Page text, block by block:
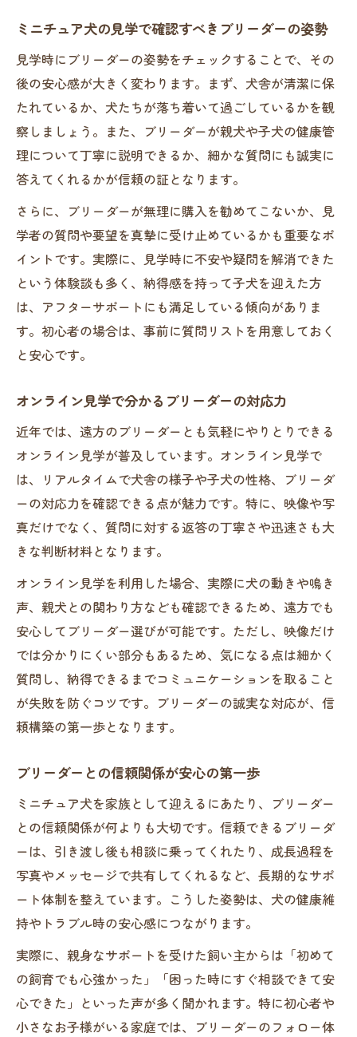
ミニチュア犬の見学で確認すべきブリーダーの姿勢
見学時にブリーダーの姿勢をチェックすることで、その
後の安心感が大きく変わります。まず、犬舎が清潔に保
たれているか、犬たちが落ち着いて過ごしているかを観
察しましょう。また、ブリーダーが親犬や子犬の健康管
理について丁寧に説明できるか、細かな質問にも誠実に
答えてくれるかが信頼の証となります。
さらに、ブリーダーが無理に購入を勧めてこないか、見
学者の質問や要望を真摯に受け止めているかも重要なポ
イントです。実際に、見学時に不安や疑問を解消できた
という体験談も多く、納得感を持って子犬を迎えた方
は、アフターサポートにも満足している傾向がありま
す。初心者の場合は、事前に質問リストを用意しておく
と安心です。
オンライン見学で分かるブリーダーの対応力
近年では、遠方のブリーダーとも気軽にやりとりできる
オンライン見学が普及しています。オンライン見学で
は、リアルタイムで犬舎の様子や子犬の性格、ブリーダ
ーの対応力を確認できる点が魅力です。特に、映像や写
真だけでなく、質問に対する返答の丁寧さや迅速さも大
きな判断材料となります。
オンライン見学を利用した場合、実際に犬の動きや鳴き
声、親犬との関わり方なども確認できるため、遠方でも
安心してブリーダー選びが可能です。ただし、映像だけ
では分かりにくい部分もあるため、気になる点は細かく
質問し、納得できるまでコミュニケーションを取ること
が失敗を防ぐコツです。ブリーダーの誠実な対応が、信
頼構築の第一歩となります。
ブリーダーとの信頼関係が安心の第一歩
ミニチュア犬を家族として迎えるにあたり、ブリーダー
との信頼関係が何よりも大切です。信頼できるブリーダ
ーは、引き渡し後も相談に乗ってくれたり、成長過程を
写真やメッセージで共有してくれるなど、長期的なサポ
ート体制を整えています。こうした姿勢は、犬の健康維
持やトラブル時の安心感につながります。
実際に、親身なサポートを受けた飼い主からは「初めて
の飼育でも心強かった」「困った時にすぐ相談できて安
心できた」といった声が多く聞かれます。特に初心者や
小さなお子様がいる家庭では、ブリーダーのフォロー体